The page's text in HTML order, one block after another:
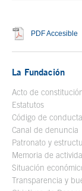
PDF Accesible
La Fundación
Acto de
Estatutos
Código de conducta
Canal de denuncia
Patronato y
Memoria de
Situación
Transparencia y